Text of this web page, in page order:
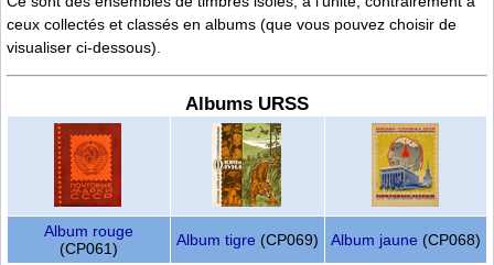
ceux collectés et classés en albums (que vous pouvez choisir de
visualiser ci-dessous).
Albums URSS
Album rouge
(CP061)
Album tigre (CP069) Album jaune (CP068)